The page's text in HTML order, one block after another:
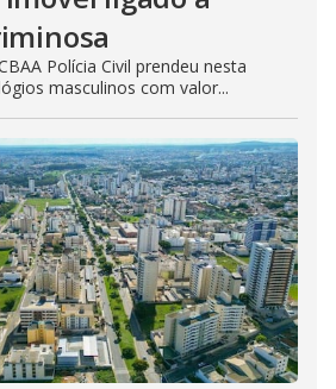
Polícia Civil prendeu nesta
masculinos com valor...